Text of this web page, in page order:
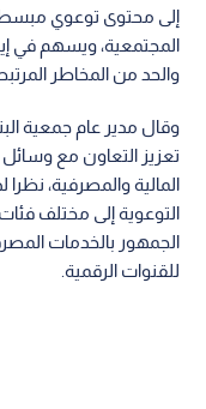
إلى محتوى توعوي مبسط
المجتمعية، ويسهم في
والحد من المخاطر
وقال مدير عام جمعية
تعزيز التعاون مع وسائل
المالية والمصرفية،
التوعوية إلى مختلف
الجمهور بالخدمات
للقنوات الرقمية.